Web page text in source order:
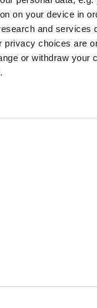
on your device in
and services
privacy choices are
or withdraw
location
data is processed
and ads, to provide
use of cookies by